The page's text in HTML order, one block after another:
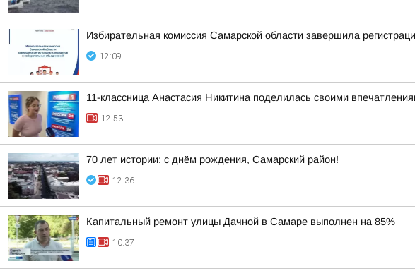
Избирательная комиссия Самарской области завершила
12:09
11-классница Анастасия Никитина поделилась своими
12:53
70 лет истории: с днём рождения, Самарский район!
12:36
Капитальный ремонт улицы Дачной в Самаре выполнен на 85%
10:37